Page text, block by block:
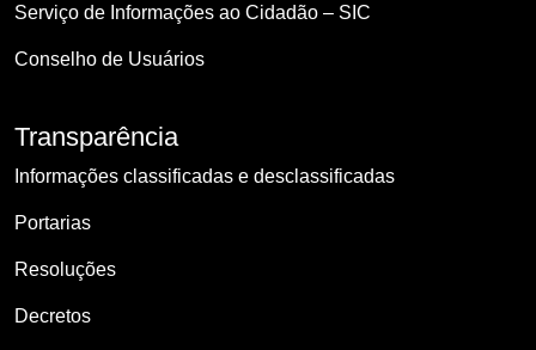
Serviço de Informações ao Cidadão – SIC
Conselho de Usuários
Transparência
Informações classificadas e desclassificadas
Portarias
Resoluções
Decretos